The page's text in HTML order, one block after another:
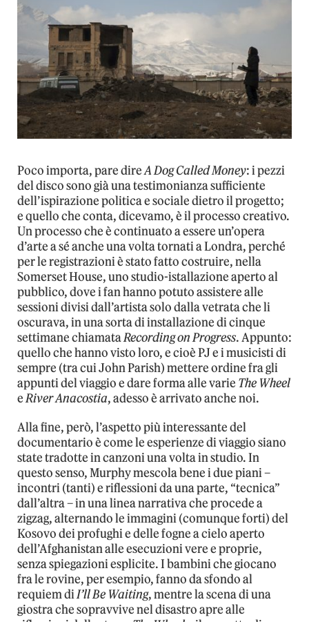
Poco importa, pare direA Dog Called Money: i pezzi
del disco sono già una testimonianza sufficiente
dell’ispirazione politica e sociale dietro il progetto;
e quello che conta, dicevamo, è il processo creativo.
Un processo che è continuato a essere un’opera
d’arte a sé anche una volta tornati a Londra, perché
per le registrazioni è stato fatto costruire, nella
Somerset House, uno studio-istallazione aperto al
pubblico, dove i fan hanno potuto assistere alle
sessioni divisi dall’artista solo dalla vetrata che li
oscurava, in una sorta di installazione di cinque
settimane chiamataRecording on Progress. Appunto:
quello che hanno visto loro, e cioè PJ e i musicisti di
sempre (tra cui John Parish) mettere ordine fra gli
appunti del viaggio e dare forma alle varie The Wheel
eRiver Anacostia, adesso è arrivato anche noi.
Alla fine, però, l’aspetto più interessante del
documentario è come le esperienze di viaggio siano
state tradotte in canzoni una volta in studio. In
questo senso, Murphy mescola bene i due piani –
incontri (tanti) e riflessioni da una parte, “tecnica”
dall’altra – in una linea narrativa che procede a
zigzag, alternando le immagini (comunque forti) del
Kosovo dei profughi e delle fogne a cielo aperto
dell’Afghanistan alle esecuzioni vere e proprie,
senza spiegazioni esplicite. I bambini che giocano
fra le rovine, per esempio, fanno da sfondo al
requiem diI’ll Be Waiting, mentre la scena di una
giostra che sopravvive nel disastro apre alle